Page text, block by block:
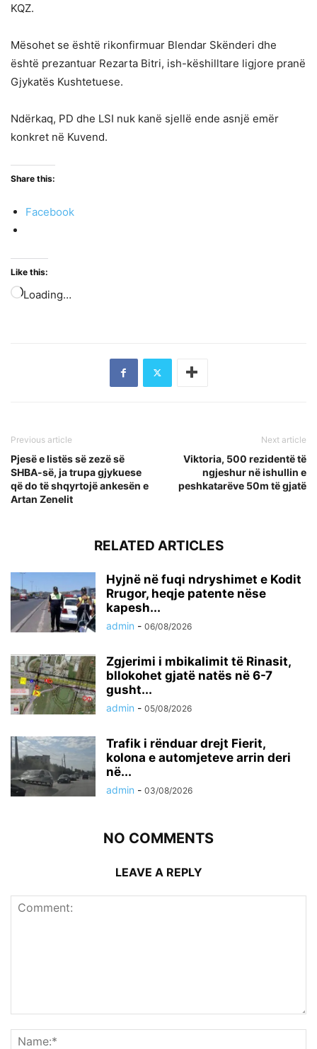
KQZ.
Mësohet se është rikonfirmuar Blendar Skënderi dhe
është prezantuar Rezarta Bitri, ish-këshilltare ligjore pranë
Gjykatës Kushtetuese.
Ndërkaq, PD dhe LSI nuk kanë sjellë ende asnjë emër
konkret në Kuvend.
Share this:
Facebook
Like this:
Loading…
Previous article
Pjesë e listës së zezë së
SHBA-së, ja trupa gjykuese
që do të shqyrtojë ankesën e
Artan Zenelit
Next article
Viktoria, 500 rezidentë të
ngjeshur në ishullin e
peshkatarëve 50m të gjatë
RELATED ARTICLES
Hyjnë në fuqi ndryshimet e Kodit
Rrugor, heqje patente nëse
kapesh...
admin - 06/08/2026
Zgjerimi i mbikalimit të Rinasit,
bllokohet gjatë natës në 6-7
gusht...
admin - 05/08/2026
Trafik i rënduar drejt Fierit,
kolona e automjeteve arrin deri
në...
admin - 03/08/2026
NO COMMENTS
LEAVE A REPLY